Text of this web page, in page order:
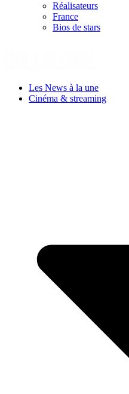
Réalisateurs
France
Bios de stars
Les News à la une
Cinéma & streaming